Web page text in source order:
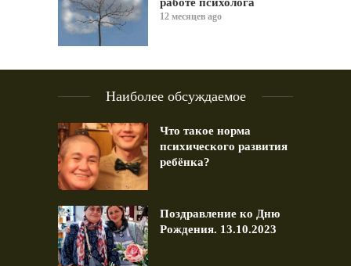
12 месяцев ago
Наиболее обсуждаемое
Что такое норма
психического развития
ребёнка?
Поздравление ко Дню
Рождения. 13.10.2023